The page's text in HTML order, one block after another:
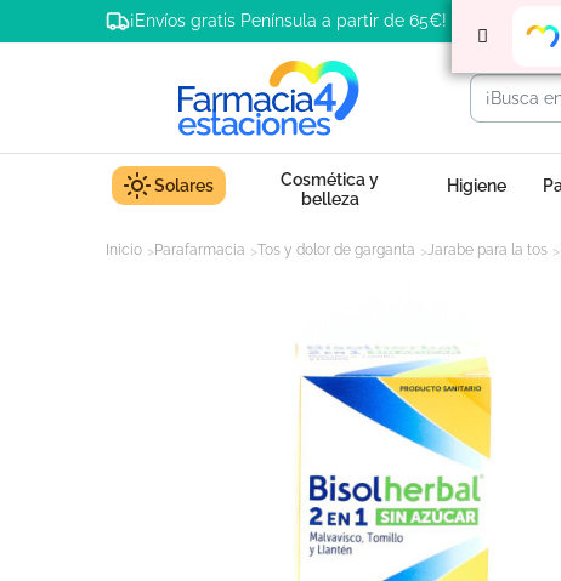
¡Envíos gratis Península a partir de 65€!
Solares
Cosmética y
belleza
Higiene
Inicio Parafarmacia Tos y dolor de garganta Jarabe para la tos